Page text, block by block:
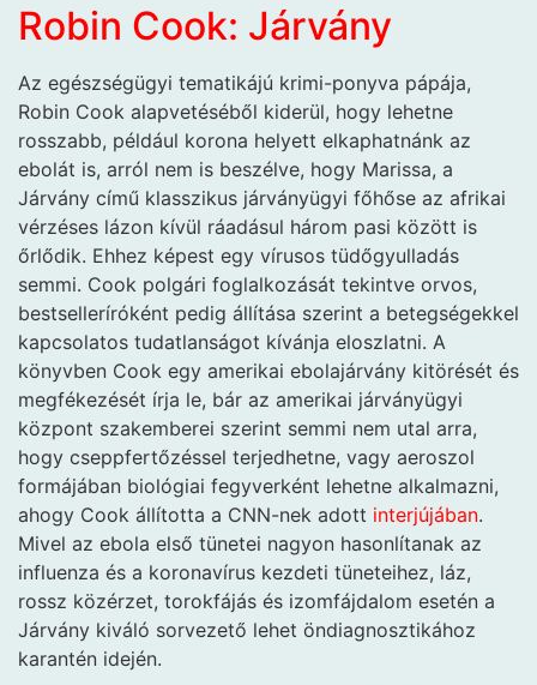
Robin Cook: Járvány
Az egészségügyi tematikájú krimi-ponyva pápája,
Robin Cook alapvetéséből kiderül, hogy lehetne
rosszabb, például korona helyett elkaphatnánk az
ebolát is, arról nem is beszélve, hogy Marissa, a
Járvány című klasszikus járványügyi főhőse az afrikai
vérzéses lázon kívül ráadásul három pasi között is
őrlődik. Ehhez képest egy vírusos tüdőgyulladás
semmi. Cook polgári foglalkozását tekintve orvos,
bestselleríróként pedig állítása szerint a betegségekkel
kapcsolatos tudatlanságot kívánja eloszlatni. A
könyvben Cook egy amerikai ebolajárvány kitörését és
megfékezését írja le, bár az amerikai járványügyi
központ szakemberei szerint semmi nem utal arra,
hogy cseppfertőzéssel terjedhetne, vagy aeroszol
formájában biológiai fegyverként lehetne alkalmazni,
ahogy Cook állította a CNN-nek adott interjújában.
Mivel az ebola első tünetei nagyon hasonlítanak az
influenza és a koronavírus kezdeti tüneteihez, láz,
rossz közérzet, torokfájás és izomfájdalom esetén a
Járvány kiváló sorvezető lehet öndiagnosztikához
karantén idején.